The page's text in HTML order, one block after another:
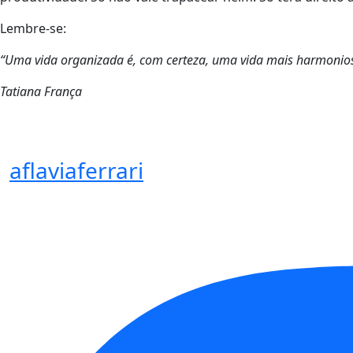
Lembre-se:
“Uma vida organizada é, com certeza, uma vida mais
Tatiana França
aflaviaferrari